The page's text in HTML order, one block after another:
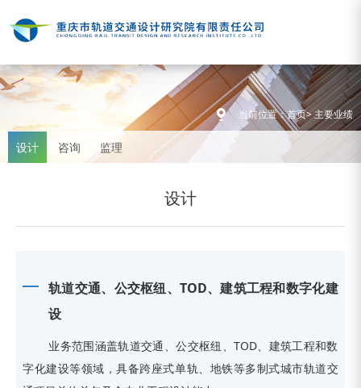
设计 咨询 监理
当前位置：首页>主要业绩
设计
轨道交通、公交枢纽、TOD、建筑工程和数字化建
设
业务范围涵盖轨道交通、公交枢纽、TOD、建筑工程和数
字化建设等领域，具备跨座式单轨、地铁等多制式城市轨道交